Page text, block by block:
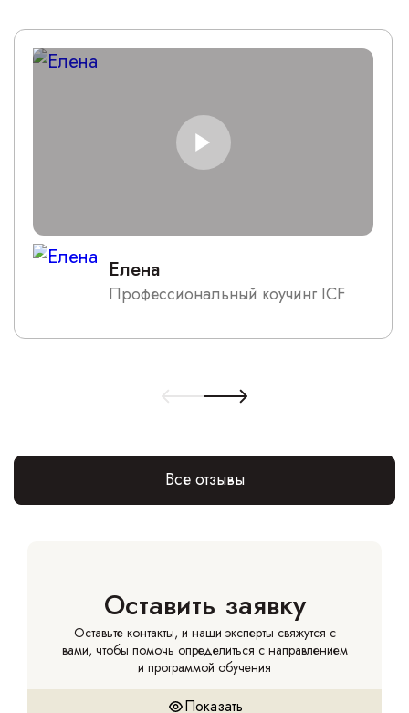
Елена
Профессиональный коучинг ICF
Все отзывы
Оставить заявку
Оставьте контакты, и наши эксперты свяжутся с
вами, чтобы помочь определиться с направлением
и программой обучения
Показать